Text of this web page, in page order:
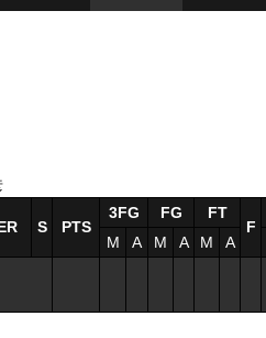
S PTS
3FG FG
FT
F
M
A M A M A